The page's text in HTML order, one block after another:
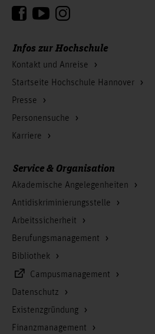
Infos zur Hochschule
Kontakt und Anreise
Startseite Hochschule Hannover
Presse
Personensuche
Karriere
Service & Organisation
Akademische Angelegenheiten
Antidiskriminierungsstelle
Arbeitssicherheit
Berufungsmanagement
Bibliothek
Campusmanagement
Datenschutz
Existenzgründung
Finanzmanagement